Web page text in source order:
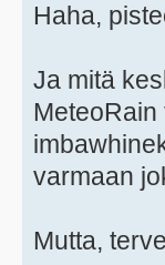
Haha,
Ja mitä
varmaan
Mutta,